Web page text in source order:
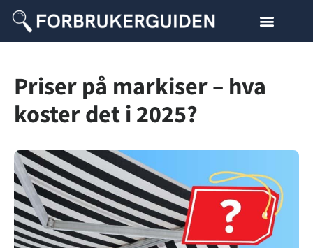
Priser på markiser – hva
koster det i 2025?